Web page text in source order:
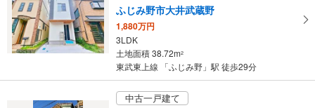
ふじみ野市大井武蔵野
1,880万円
3LDK
土地面積 38.72m2
東武東上線 「ふじみ野」駅 徒歩29分
中古一戸建て